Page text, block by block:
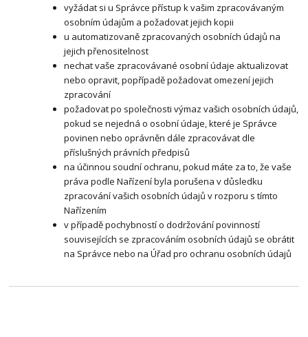
vyžádat si u Správce přístup k vašim zpracovávaným
osobním údajům a požadovat jejich kopii
u automatizovaně zpracovaných osobních údajů na
jejich přenositelnost
nechat vaše zpracovávané osobní údaje aktualizovat
nebo opravit, popřípadě požadovat omezení jejich
zpracování
požadovat po společnosti výmaz vašich osobních údajů,
pokud se nejedná o osobní údaje, které je Správce
povinen nebo oprávněn dále zpracovávat dle
příslušných právních předpisů
na účinnou soudní ochranu, pokud máte za to, že vaše
práva podle Nařízení byla porušena v důsledku
zpracování vašich osobních údajů v rozporu s tímto
Nařízením
v případě pochybností o dodržování povinností
souvisejících se zpracováním osobních údajů se obrátit
na Správce nebo na Úřad pro ochranu osobních údajů